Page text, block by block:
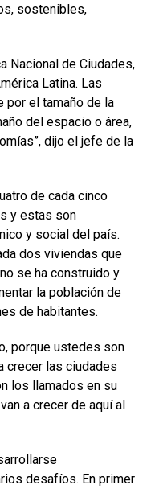
sostenibles,
Nacional de Ciudades,
Latina. Las
por el tamaño de la
del espacio o área,
dijo el jefe de la
de cada cinco
y estas son
y social del país.
dos viviendas que
se ha construido y
la población de
de habitantes.
porque ustedes son
crecer las ciudades
los llamados en su
a crecer de aquí al
desafíos. En primer